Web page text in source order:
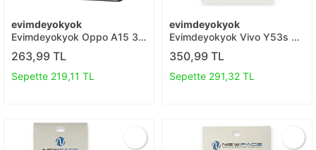
evimdeyokyok
Evimdeyokyok Oppo A15 3d
Antistatik Mat Seramik Nano
Ekran Koruyucu T20
263,99 TL
Sepette 219,11 TL
evimdeyokyok
Evimdeyokyok Vivo Y53s 5d
Hayalet Cam Ekran Koruyucu
T20
350,99 TL
Sepette 291,32 TL